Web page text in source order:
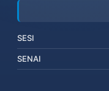
SESI
SENAI